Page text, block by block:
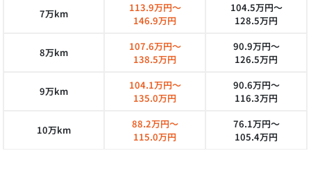
7万km
113.9万円～
146.9万円
104.5万円～
128.5万円
8万km
107.6万円～
138.5万円
90.9万円～
126.5万円
9万km
104.1万円～
135.0万円
90.6万円～
116.3万円
10万km
88.2万円～
115.0万円
76.1万円～
105.4万円